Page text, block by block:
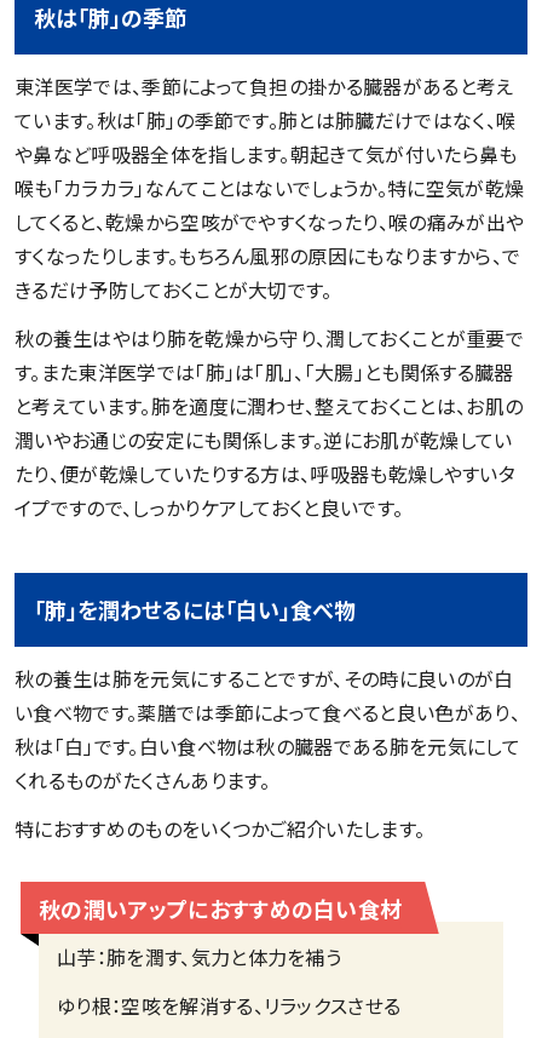
秋は「肺」の季節
東洋医学では、季節によって負担の掛かる臓器があると考え
ています。秋は「肺」の季節です。肺とは肺臓だけではなく、喉
や鼻など呼吸器全体を指します。朝起きて気が付いたら鼻も
喉も「カラカラ」なんてことはないでしょうか。特に空気が乾燥
してくると、乾燥から空咳がでやすくなったり、喉の痛みが出や
すくなったりします。もちろん風邪の原因にもなりますから、で
きるだけ予防しておくことが大切です。
秋の養生はやはり肺を乾燥から守り、潤しておくことが重要で
す。また東洋医学では「肺」は「肌」、「大腸」とも関係する臓器
と考えています。肺を適度に潤わせ、整えておくことは、お肌の
潤いやお通じの安定にも関係します。逆にお肌が乾燥してい
たり、便が乾燥していたりする方は、呼吸器も乾燥しやすいタ
イプですので、しっかりケアしておくと良いです。
「肺」を潤わせるには「白い」食べ物
秋の養生は肺を元気にすることですが、その時に良いのが白
い食べ物です。薬膳では季節によって食べると良い色があり、
秋は「白」です。白い食べ物は秋の臓器である肺を元気にして
くれるものがたくさんあります。
特におすすめのものをいくつかご紹介いたします。
秋の潤いアップにおすすめの白い食材
山芋：肺を潤す、気力と体力を補う
ゆり根：空咳を解消する、リラックスさせる